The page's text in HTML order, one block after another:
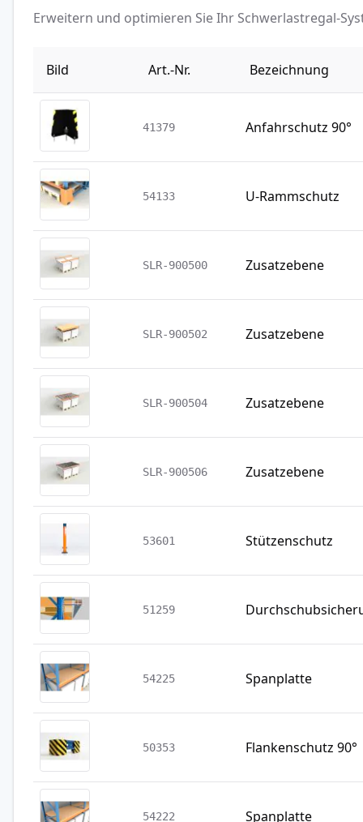
Erweitern und optimieren Sie Ihr Schwerlastregal-
Bild Art.-Nr. Bezeichnung
41379 Anfahrschutz 90°
54133 U-Rammschutz
SLR-900500 Zusatzebene
SLR-900502 Zusatzebene
SLR-900504 Zusatzebene
SLR-900506 Zusatzebene
53601 Stützenschutz
51259
54225 Spanplatte
50353 Flankenschutz 90°
54222 Spanplatte